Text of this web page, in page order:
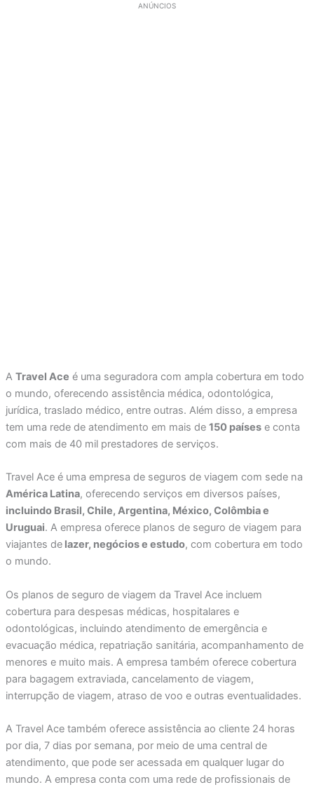
ANÚNCIOS
A Travel Ace é uma seguradora com ampla cobertura em todo
o mundo, oferecendo assistência médica, odontológica,
jurídica, traslado médico, entre outras. Além disso, a empresa
tem uma rede de atendimento em mais de 150 paísese conta
com mais de 40 mil prestadores de serviços.
Travel Ace é uma empresa de seguros de viagem com sede na
América Latina, oferecendo serviços em diversos países,
incluindo Brasil, Chile, Argentina, México, Colômbia e
Uruguai. A empresa oferece planos de seguro de viagem para
viajantes delazer, negócios e estudo, com cobertura em todo
o mundo.
Os planos de seguro de viagem da Travel Ace incluem
cobertura para despesas médicas, hospitalares e
odontológicas, incluindo atendimento de emergência e
evacuação médica, repatriação sanitária, acompanhamento de
menores e muito mais. A empresa também oferece cobertura
para bagagem extraviada, cancelamento de viagem,
interrupção de viagem, atraso de voo e outras eventualidades.
A Travel Ace também oferece assistência ao cliente 24 horas
por dia, 7 dias por semana, por meio de uma central de
atendimento, que pode ser acessada em qualquer lugar do
mundo. A empresa conta com uma rede de profissionais de